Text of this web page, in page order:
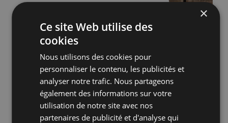
×
Ce site Web utilise des
cookies
Nous utilisons des cookies pour
personnaliser le contenu, les publicités et
analyser notre trafic. Nous partageons
également des informations sur votre
utilisation de notre site avec nos
partenaires de publicité et d'analyse qui